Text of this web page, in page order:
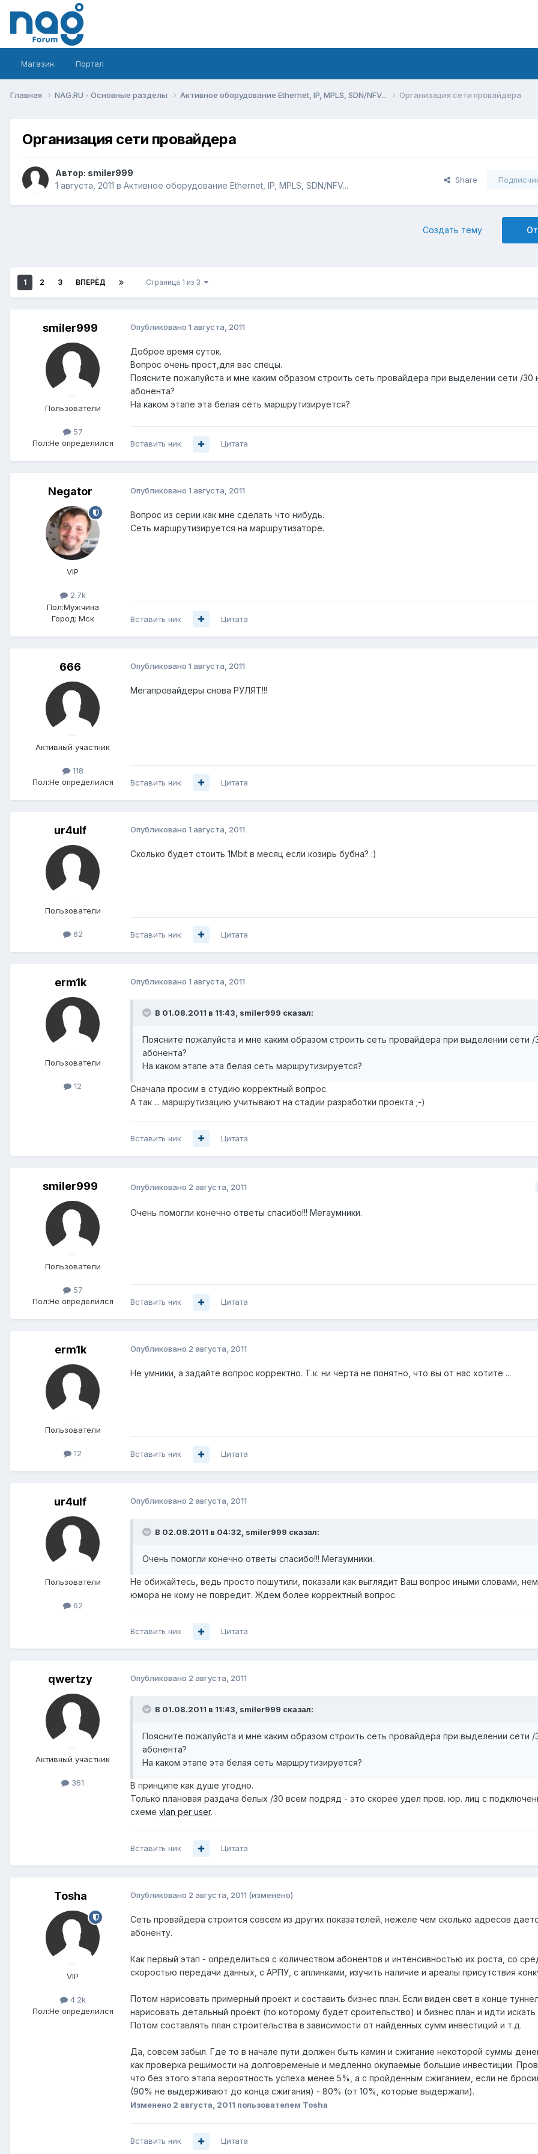
Магазин Портал
Главная NAG.RU - Основные разделы Активное оборудование Ethernet, IP, MPLS, SDN/NFV... Организация сети провайдера
Организация сети провайдера
Автор: smiler999
1 августа, 2011 в Активное оборудование Ethernet, IP, MPLS, SDN/NFV...
Share
Создать тему
1 2 3 ВПЕРЁД Страница 1 из 3
smiler999
Пользователи
57
Пол:Не определился
Опубликовано 1 августа, 2011
Доброе время суток.
Вопрос очень прост,для вас спецы.
Поясните пожалуйста и мне каким образом строить сеть провайдера при выделении сети /30
абонента?
На каком этапе эта белая сеть маршрутизируется?
Вставить ник Цитата
Negator
VIP
2.7k
Пол:Мужчина
Город: Мск
Опубликовано 1 августа, 2011
Вопрос из серии как мне сделать что нибудь.
Сеть маршрутизируется на маршрутизаторе.
Вставить ник Цитата
666
Активный участник
118
Пол:Не определился
Опубликовано 1 августа, 2011
Мегапровайдеры снова РУЛЯТ!!!
Вставить ник Цитата
ur4ulf
Пользователи
62
Опубликовано 1 августа, 2011
Сколько будет стоить 1Mbit в месяц если козирь бубна? :)
Вставить ник Цитата
erm1k
Пользователи
12
Опубликовано 1 августа, 2011
В 01.08.2011 в 11:43, smiler999 сказал:
Поясните пожалуйста и мне каким образом строить сеть провайдера при выделении сети /
абонента?
На каком этапе эта белая сеть маршрутизируется?
Сначала просим в студию корректный вопрос.
А так ... маршрутизацию учитывают на стадии разработки проекта ;-)
Вставить ник Цитата
smiler999
Пользователи
57
Пол:Не определился
Опубликовано 2 августа, 2011
Очень помогли конечно ответы спасибо!!! Мегаумники.
Вставить ник Цитата
erm1k
Пользователи
12
Опубликовано 2 августа, 2011
Не умники, а задайте вопрос корректно. Т.к. ни черта не понятно, что вы от нас хотите ...
Вставить ник Цитата
ur4ulf
Пользователи
62
Опубликовано 2 августа, 2011
В 02.08.2011 в 04:32, smiler999 сказал:
Очень помогли конечно ответы спасибо!!! Мегаумники.
Не обижайтесь, ведь просто пошутили, показали как выглядит Ваш вопрос иными словами,
юмора не кому не повредит. Ждем более корректный вопрос.
Вставить ник Цитата
qwertzy
Активный участник
361
Опубликовано 2 августа, 2011
В 01.08.2011 в 11:43, smiler999 сказал:
Поясните пожалуйста и мне каким образом строить сеть провайдера при выделении сети /
абонента?
На каком этапе эта белая сеть маршрутизируется?
В принципе как душе угодно.
Только плановая раздача белых /30 всем подряд - это скорее удел пров. юр. лиц с
схеме vlan per user.
Вставить ник Цитата
Tosha
VIP
4.2k
Пол:Не определился
Опубликовано 2 августа, 2011 (изменено)
Сеть провайдера строится совсем из других показателей, нежеле чем сколько адресов
абоненту.
Как первый этап - определиться с количеством абонентов и интенсивностью их роста, со
скоростью передачи данных, с АРПУ, с аплинками, изучить наличие и ареалы присутствия
Потом нарисовать примерный проект и составить бизнес план. Если виден свет в конце
нарисовать детальный проект (по которому будет сроительство) и бизнес план и идти искать
Потом составлять план строительства в зависимости от найденных сумм инвестиций и т.д.
Да, совсем забыл. Где то в начале пути должен быть камин и сжигание некоторой суммы
как проверка решимости на долговременые и медленно окупаемые большие инвестиции.
что без этого этапа вероятность успеха менее 5%, а с пройденным сжиганием, если не
(90% не выдерживают до конца сжигания) - 80% (от 10%, которые выдержали).
Изменено 2 августа, 2011 пользователем Tosha
Вставить ник Цитата